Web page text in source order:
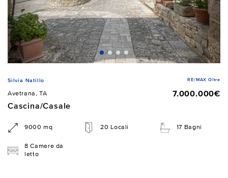
Silvia Natillo RE/MAX Oltre
Avetrana, TA
7.000.000€
Cascina/Casale
9000 mq 20 Locali 17 Bagni
8 Camere da
letto